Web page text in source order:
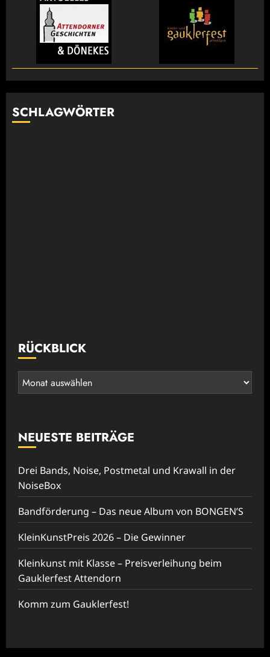
SCHLAGWÖRTER
RÜCKBLICK
Rückblick
NEUESTE BEITRÄGE
Drei Bands, Noise, Postmetal und Krawall in der
NoiseBox
Bandförderung – Das neue Album von BONGEN’S
KleinKunstPreis 2026 – Die Gewinner
Kleinkunst mit Klasse – Preisverleihung beim
Gauklerfest Attendorn
Komm zum Gauklerfest!